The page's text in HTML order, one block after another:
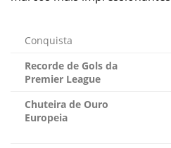
Conquista
Recorde de Gols da
Premier League
Chuteira de Ouro
Europeia